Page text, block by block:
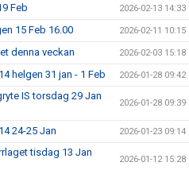
Feb 2026-02-13 14:33
15 Feb 16.00 2026-02-11 10:15
denna veckan 2026-02-03 15:18
helgen 31 jan - 1 Feb 2026-01-28 09:42
IS torsdag 29 Jan
2026-01-28 09:39
24-25 Jan 2026-01-23 09:14
tisdag 13 Jan
2026-01-12 15:28